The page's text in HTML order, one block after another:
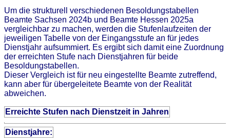
Um die strukturell verschiedenen Besoldungstabellen
Beamte Sachsen 2024b und Beamte Hessen 2025a
vergleichbar zu machen, werden die Stufenlaufzeiten der
jeweiligen Tabelle von der Eingangsstufe an für jedes
Dienstjahr aufsummiert. Es ergibt sich damit eine Zuordnung
der erreichten Stufe nach Dienstjahren für beide
Besoldungstabellen.
Dieser Vergleich ist für neu eingestellte Beamte zutreffend,
kann aber für übergeleitete Beamte von der Realität
abweichen.
Erreichte Stufen nach Dienstzeit in Jahren
Dienstjahre: